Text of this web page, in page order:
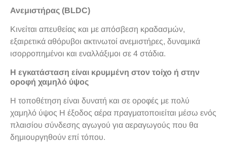
Ανεμιστήρας (BLDC)
Κινείται απευθείας και με απόσβεση κραδασμών,
εξαιρετικά αθόρυβοι ακτινωτοί ανεμιστήρες, δυναμικά
ισορροπημένοι και εναλλάξιμοι σε 4 στάδια.
Η εγκατάσταση είναι κρυμμένη στον τοίχο ή στην
οροφή χαμηλό ύψος
Η τοποθέτηση είναι δυνατή και σε οροφές με πολύ
χαμηλό ύψος Η έξοδος αέρα πραγματοποιείται μέσω ενός
πλαισίου σύνδεσης αγωγού για αεραγωγούς που θα
δημιουργηθούν επί τόπου.